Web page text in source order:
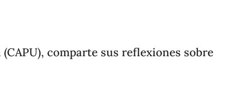
Compartir Cambiar el tamaño
comparte sus reflexiones sobre